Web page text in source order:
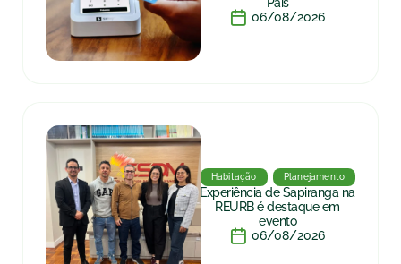
06/08/2026
Habitação Planejamento
Experiência de Sapiranga na
REURB é destaque em
evento
06/08/2026